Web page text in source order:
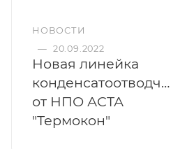
НОВОСТИ
— 20.09.2022
Новая линейка
конденсатоотводчиков
от НПО АСТА
"Термокон"